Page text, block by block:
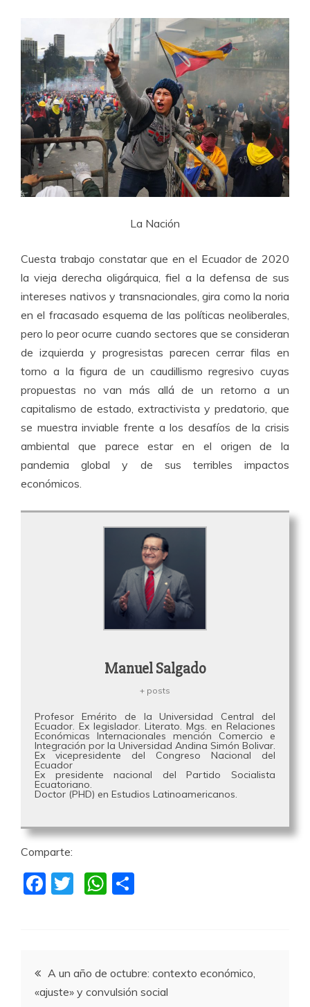
La Nación
Cuesta trabajo constatar que en el Ecuador de 2020
la vieja derecha oligárquica, fiel a la defensa de sus
intereses nativos y transnacionales, gira como la noria
en el fracasado esquema de las políticas neoliberales,
pero lo peor ocurre cuando sectores que se consideran
de izquierda y progresistas parecen cerrar filas en
torno a la figura de un caudillismo regresivo cuyas
propuestas no van más allá de un retorno a un
capitalismo de estado, extractivista y predatorio, que
se muestra inviable frente a los desafíos de la crisis
ambiental que parece estar en el origen de la
pandemia global y de sus terribles impactos
económicos.
Manuel Salgado
+ posts
Profesor Emérito de la Universidad Central del
Ecuador. Ex legislador. Literato. Mgs. en Relaciones
Económicas Internacionales mención Comercio e
Integración por la Universidad Andina Simón Bolivar.
Ex vicepresidente del Congreso Nacional del
Ecuador
Ex presidente nacional del Partido Socialista
Ecuatoriano.
Doctor (PHD) en Estudios Latinoamericanos.
Comparte:
F
b
o
T
W
A
p
a
rti
Navegación
A un año de octubre: contexto económico,
«ajuste» y convulsión social